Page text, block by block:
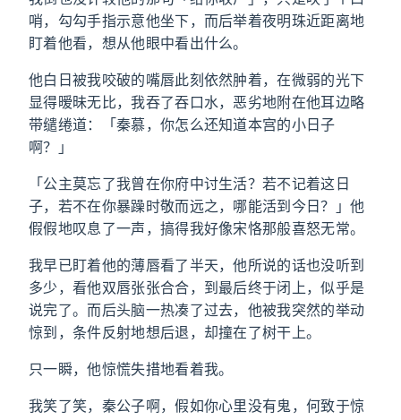
哨，勾勾手指示意他坐下，而后举着夜明珠近距离地
盯着他看，想从他眼中看出什么。
他白日被我咬破的嘴唇此刻依然肿着，在微弱的光下
显得暧昧无比，我吞了吞口水，恶劣地附在他耳边略
带缱绻道：「秦慕，你怎么还知道本宫的小日子
啊？」
「公主莫忘了我曾在你府中讨生活？若不记着这日
子，若不在你暴躁时敬而远之，哪能活到今日？」他
假假地叹息了一声，搞得我好像宋恪那般喜怒无常。
我早已盯着他的薄唇看了半天，他所说的话也没听到
多少，看他双唇张张合合，到最后终于闭上，似乎是
说完了。而后头脑一热凑了过去，他被我突然的举动
惊到，条件反射地想后退，却撞在了树干上。
只一瞬，他惊慌失措地看着我。
我笑了笑，秦公子啊，假如你心里没有鬼，何致于惊